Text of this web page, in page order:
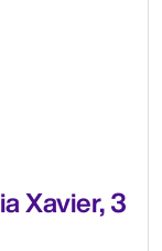
Xavier, 3